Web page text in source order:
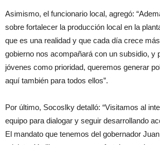
Asimismo, el funcionario local, agregó:
sobre fortalecer la producción local en la
que es una realidad y que cada día crece
gobierno nos acompañará con un subsidio, y
jóvenes como prioridad, queremos generar
aquí también para todos ellos”.
Por último, Socoslky detalló: “Visitamos al
equipo para dialogar y seguir desarrollando
El mandato que tenemos del gobernador